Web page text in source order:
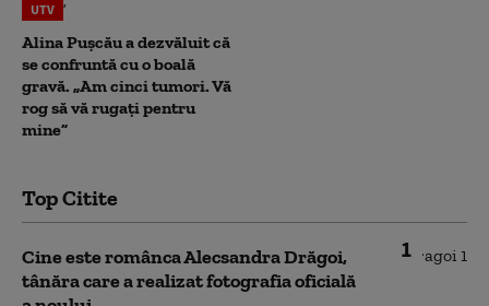
UTV
Alina Pușcău a dezvăluit că
se confruntă cu o boală
gravă. „Am cinci tumori. Vă
rog să vă rugați pentru
mine”
Top Citite
1
Cine este românca Alecsandra Drăgoi,
tânăra care a realizat fotografia oficială